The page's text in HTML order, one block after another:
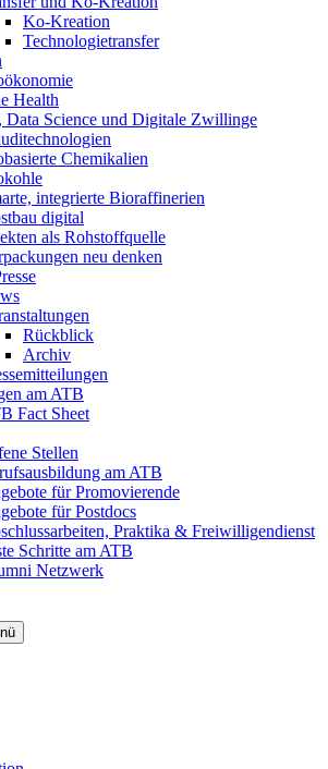
Ko-Kreation
Technologietransfer
Health
Data Science und Digitale Zwillinge
Chemikalien
integrierte Bioraffinerien
digital
als Rohstoffquelle
neu denken
Rückblick
Archiv
am ATB
Fact Sheet
Stellen
am ATB
für Promovierende
für Postdocs
Praktika & Freiwilligendienst
Schritte am ATB
Netzwerk